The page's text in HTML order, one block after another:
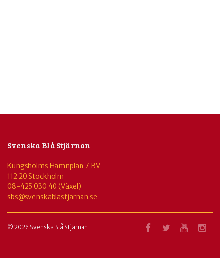
Svenska Blå Stjärnan
Kungsholms Hamnplan 7 BV
112 20 Stockholm
08-425 030 40 (Växel)
sbs@svenskablastjarnan.se
© 2026 Svenska Blå Stjärnan